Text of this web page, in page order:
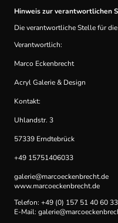
Hinweis zur verantwortlichen
Die verantwortliche Stelle für
Verantwortlich:
Marco Eckenbrecht
Acryl Galerie & Design
Kontakt:
Uhlandstr. 3
57339 Erndtebrück
+49 15751406033
galerie@marcoeckenbrecht.de
www.marcoeckenbrecht.de
Telefon: +49 (0) 157 51 40 60 33
E-Mail: